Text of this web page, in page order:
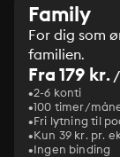
Family
For dig som
familien.
Fra 179 kr./
2-6 konti
100 timer/
Fri lytning til
Kun 39 kr. pr.
Ingen binding